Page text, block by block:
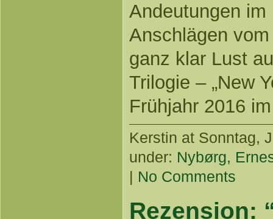
Andeutungen
Anschlägen
ganz klar Lust
Trilogie – „New
Frühjahr 2016
Kerstin at Sonntag,
under: Nybørg,
| No Comments
Rezension: